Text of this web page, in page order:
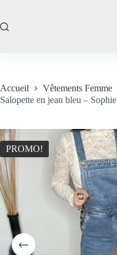
contenu
Accueil Vêtements Femme
Salopette en jean bleu – Sophie
PROMO!